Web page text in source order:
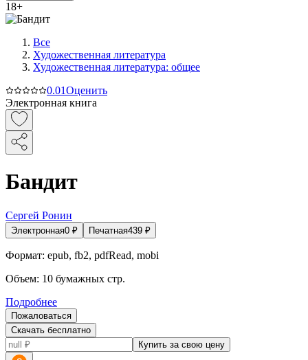
18+
Все
Художественная литература
Художественная литература: общее
0.01Оценить
Электронная книга
Бандит
Сергей Ронин
Электронная0 ₽ Печатная439 ₽
Формат: epub, fb2, pdfRead, mobi
Объем: 10 бумажных стр.
Подробнее
Пожаловаться
Скачать бесплатно
Купить за свою цену